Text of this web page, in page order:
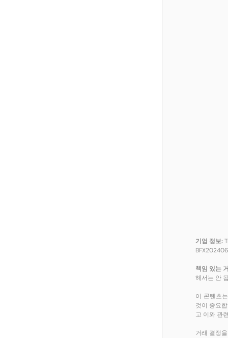
기업 정보:
책임 있는
해서는 안
이 콘텐츠
것이 중요
고 이와 관
거래 결정